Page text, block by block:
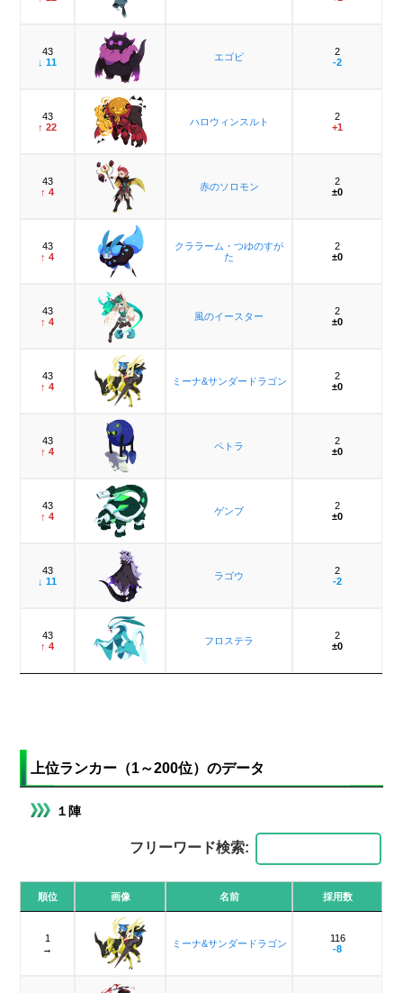
43
↓ 11
エゴピ
2
-2
43
↑ 22
ハロウィンスルト
2
+1
43
↑ 4
赤のソロモン
2
±0
43
↑ 4
クララーム・つゆのすが
た
2
±0
43
↑ 4
風のイースター
2
±0
43
↑ 4
ミーナ&サンダードラゴン
2
±0
43
↑ 4
ペトラ
2
±0
43
↑ 4
ゲンブ
2
±0
43
↓ 11
ラゴウ
2
-2
43
↑ 4
フロステラ
2
±0
上位ランカー（1～200位）のデータ
１陣
フリーワード検索:
順位 画像 名前 採用数
1
→
ミーナ&サンダードラゴン
116
-8